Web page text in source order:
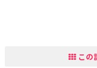
この